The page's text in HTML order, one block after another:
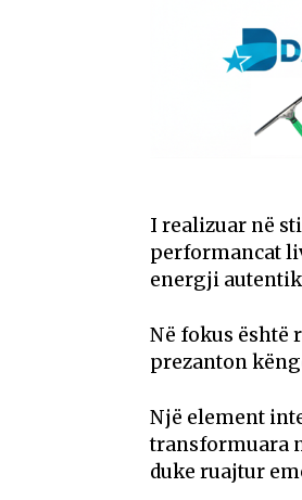
I realizuar në
performancat
energji
Në fokus është
prezanton
Një element
transformuara
duke ruajtur